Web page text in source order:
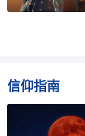
信仰指南